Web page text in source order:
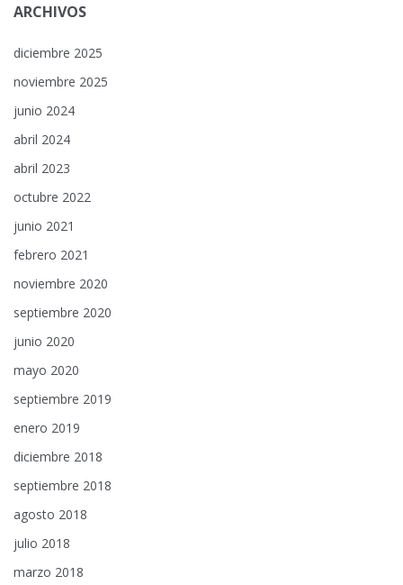
ARCHIVOS
diciembre 2025
noviembre 2025
junio 2024
abril 2024
abril 2023
octubre 2022
junio 2021
febrero 2021
noviembre 2020
septiembre 2020
junio 2020
mayo 2020
septiembre 2019
enero 2019
diciembre 2018
septiembre 2018
agosto 2018
julio 2018
marzo 2018